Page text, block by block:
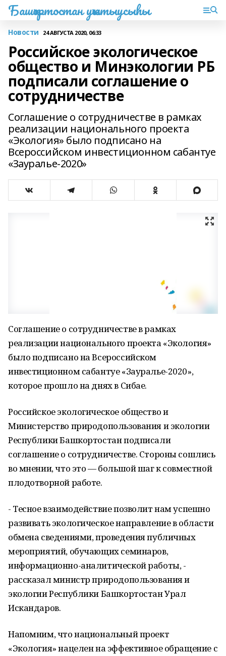
Башҡортостан уҡытыусыһы
Новости 24 АВГУСТА 2020, 06:33
Российское экологическое
общество и Минэкологии РБ
подписали соглашение о
сотрудничестве
Соглашение о сотрудничестве в рамках
реализации национального проекта
«Экология» было подписано на
Всероссийском инвестиционном сабантуе
«Зауралье-2020»
Соглашение о сотрудничестве в рамках
реализации национального проекта «Экология»
было подписано на Всероссийском
инвестиционном сабантуе «Зауралье-2020»,
которое прошло на днях в Сибае.
Российское экологическое общество и
Министерство природопользования и экологии
Республики Башкортостан подписали
соглашение о сотрудничестве. Стороны сошлись
во мнении, что это — большой шаг к совместной
плодотворной работе.
- Тесное взаимодействие позволит нам успешно
развивать экологическое направление в области
обмена сведениями, проведения публичных
мероприятий, обучающих семинаров,
информационно-аналитической работы, -
рассказал министр природопользования и
экологии Республики Башкортостан Урал
Искандаров.
Напомним, что национальный проект
«Экология» нацелен на эффективное обращение с